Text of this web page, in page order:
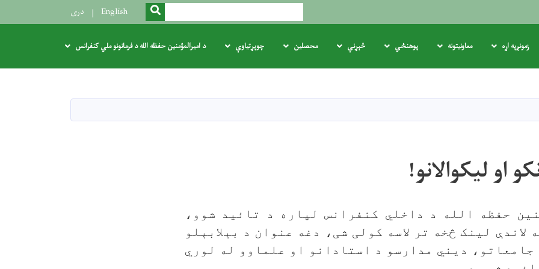
SEARCH
English دری
زمونږپه اړه معاونیتونه پوهنځي څېړنې محصلین چوپړتیاوې د امیرالمؤمنین حفظه الله د فرمانونو ملي کنفرانس
او لیکوالانو!
حفظه الله د داخلي کنفرانس لپاره د تائید شوو،
لاندې لینک څخه تر لاسه کولی شی، دغه عنوان د بېلابېلو
جامعاتو، دیني مدارسو د استادانو او علماوو له لوري